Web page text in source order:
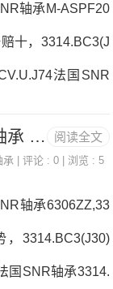
轴承M-ASPF20
十，3314.BC3(J
法国SNR
国SNR轴承331
参数3314.
采购 热销
，FB22435-
阅读全文
3314.BC3(J30) 法国SNR轴承 MB.25
承 | 评论 : 0 | 浏览 : 5
轴承6306ZZ,33
，3314.BC3(J30)
国SNR轴承3314.